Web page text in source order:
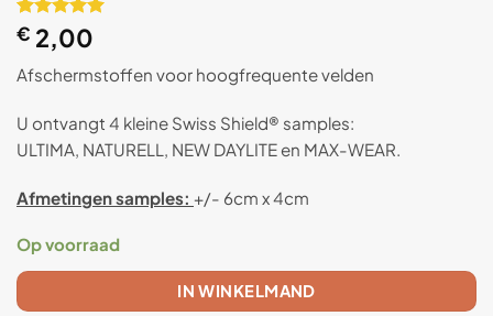
Gewaardeerd
op 5
gebaseerd
op
1
klant
€ 2,00
Afschermstoffen voor hoogfrequente velden
U ontvangt 4 kleine Swiss Shield® samples:
ULTIMA, NATURELL, NEW DAYLITE en MAX-WEAR.
Afmetingen samples: +/- 6cm x 4cm
Op voorraad
IN WINKELMAND